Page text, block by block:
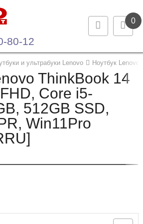
0
80-12
и ультрабуки Lenovo Ноутбук
ThinkBook 14
Core i5-
512GB SSD,
Win11Pro